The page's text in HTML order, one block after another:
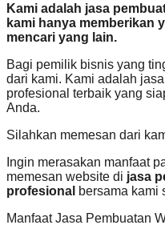
Kami adalah jasa
kami hanya memberikan
mencari yang lain.
Bagi pemilik bisnis yang
dari kami. Kami adalah
profesional terbaik yang
Anda.
Silahkan memesan dari
Ingin merasakan manfaat
memesan website di jasa
profesional bersama kami
Manfaat Jasa Pembuatan